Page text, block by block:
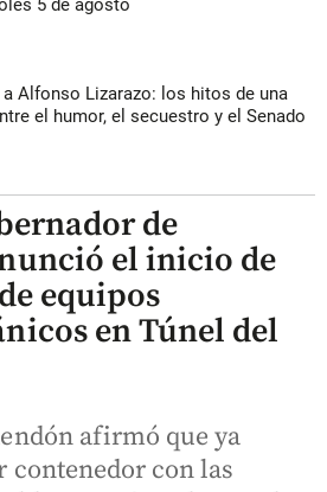
5 de agosto
Alfonso Lizarazo: los hitos de una
el humor, el secuestro y el Senado
de
el inicio de
equipos
en Túnel del
afirmó que ya
con las